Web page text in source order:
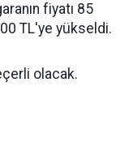
fiyatı 85
TL'ye yükseldi.
olacak.